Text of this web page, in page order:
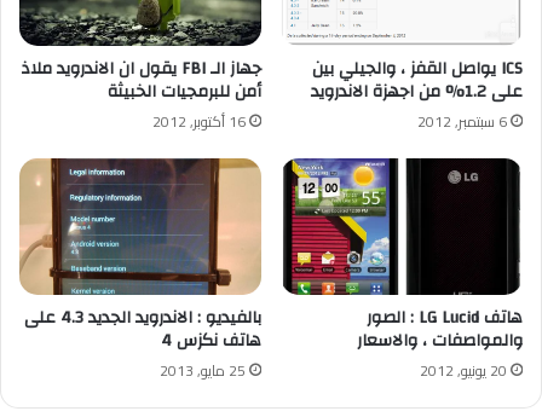
ICS يواصل القفز ، والجيلي بين
على 1.2% من اجهزة الاندرويد
6 سبتمبر, 2012
جهاز الـ FBI يقول ان الاندرويد ملاذ
أمن للبرمجيات الخبيثة
16 أكتوبر, 2012
هاتف LG Lucid : الصور
والمواصفات ، والاسعار
20 يونيو, 2012
بالفيديو : الاندرويد الجديد 4.3 على
هاتف نكزس 4
25 مايو, 2013